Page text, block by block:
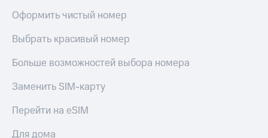
Оформить чистый номер
Выбрать красивый номер
Больше возможностей выбора номера
Заменить SIM-карту
Перейти на eSIM
Для дома